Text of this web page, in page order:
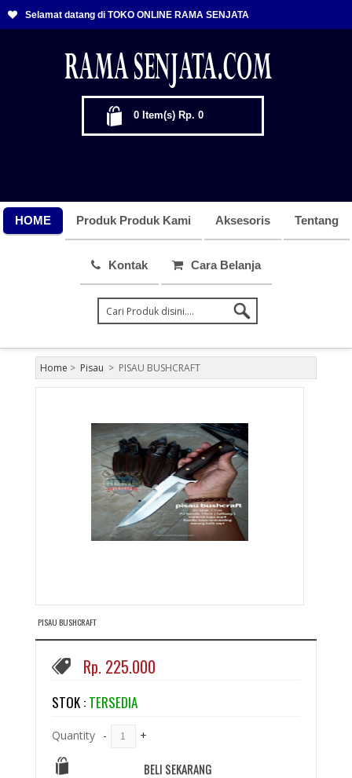
Selamat datang di TOKO ONLINE RAMA SENJATA
0 Item(s) Rp. 0
HOME Produk Produk Kami Aksesoris Tentang
Kontak Cara Belanja
Home > Pisau > PISAU BUSHCRAFT
PISAU BUSHCRAFT
Rp. 225.000
STOK : TERSEDIA
Quantity - +
BELI SEKARANG